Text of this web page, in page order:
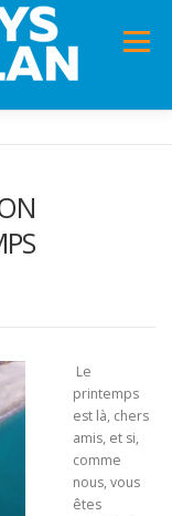
Menu
VIDÉOS
Le
printemps
est là, chers
amis, et si,
comme
nous, vous
êtes